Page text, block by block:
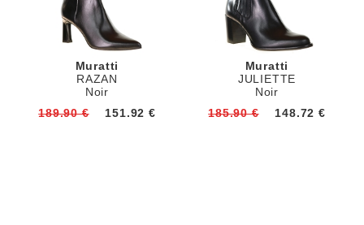
Muratti
RAZAN
Noir
189.90 €
151.92 €
Muratti
JULIETTE
Noir
185.90 €
148.72 €